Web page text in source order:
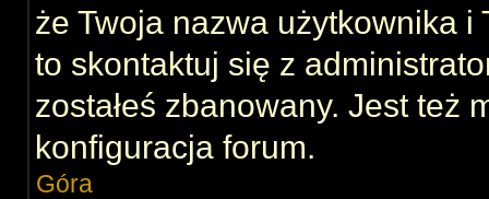
że Twoja nazwa użytkownika i
to skontaktuj się z
zostałeś zbanowany. Jest też
konfiguracja forum.
Góra